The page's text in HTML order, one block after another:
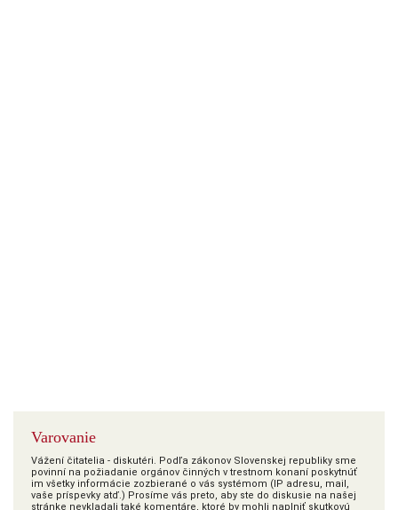
Varovanie
Vážení čitatelia - diskutéri. Podľa zákonov Slovenskej republiky sme
povinní na požiadanie orgánov činných v trestnom konaní poskytnúť
im všetky informácie zozbierané o vás systémom (IP adresu, mail,
vaše príspevky atď.) Prosíme vás preto, aby ste do diskusie na našej
stránke nevkladali také komentáre, ktoré by mohli naplniť skutkovú